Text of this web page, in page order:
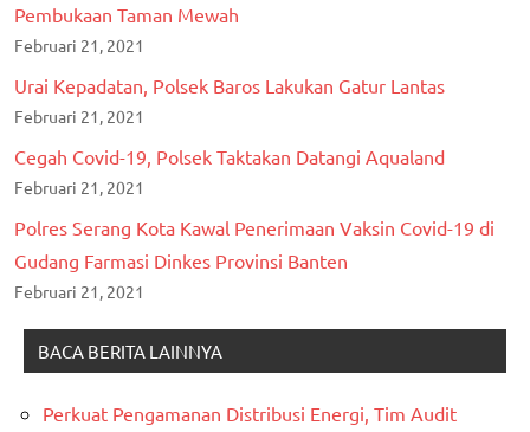
Pembukaan Taman Mewah
Februari 21, 2021
Urai Kepadatan, Polsek Baros Lakukan Gatur Lantas
Februari 21, 2021
Cegah Covid-19, Polsek Taktakan Datangi Aqualand
Februari 21, 2021
Polres Serang Kota Kawal Penerimaan Vaksin Covid-19 di
Gudang Farmasi Dinkes Provinsi Banten
Februari 21, 2021
BACA BERITA LAINNYA
Perkuat Pengamanan Distribusi Energi, Tim Audit